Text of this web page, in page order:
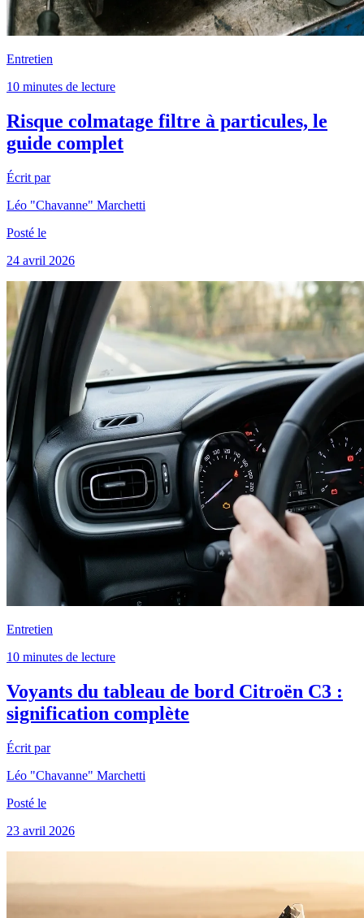
Entretien
10 minutes de lecture
Risque colmatage filtre à particules, le
guide complet
Écrit par
Léo "Chavanne" Marchetti
Posté le
24 avril 2026
Entretien
10 minutes de lecture
Voyants du tableau de bord Citroën C3 :
signification complète
Écrit par
Léo "Chavanne" Marchetti
Posté le
23 avril 2026